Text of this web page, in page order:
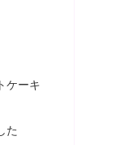
ケーキ
た